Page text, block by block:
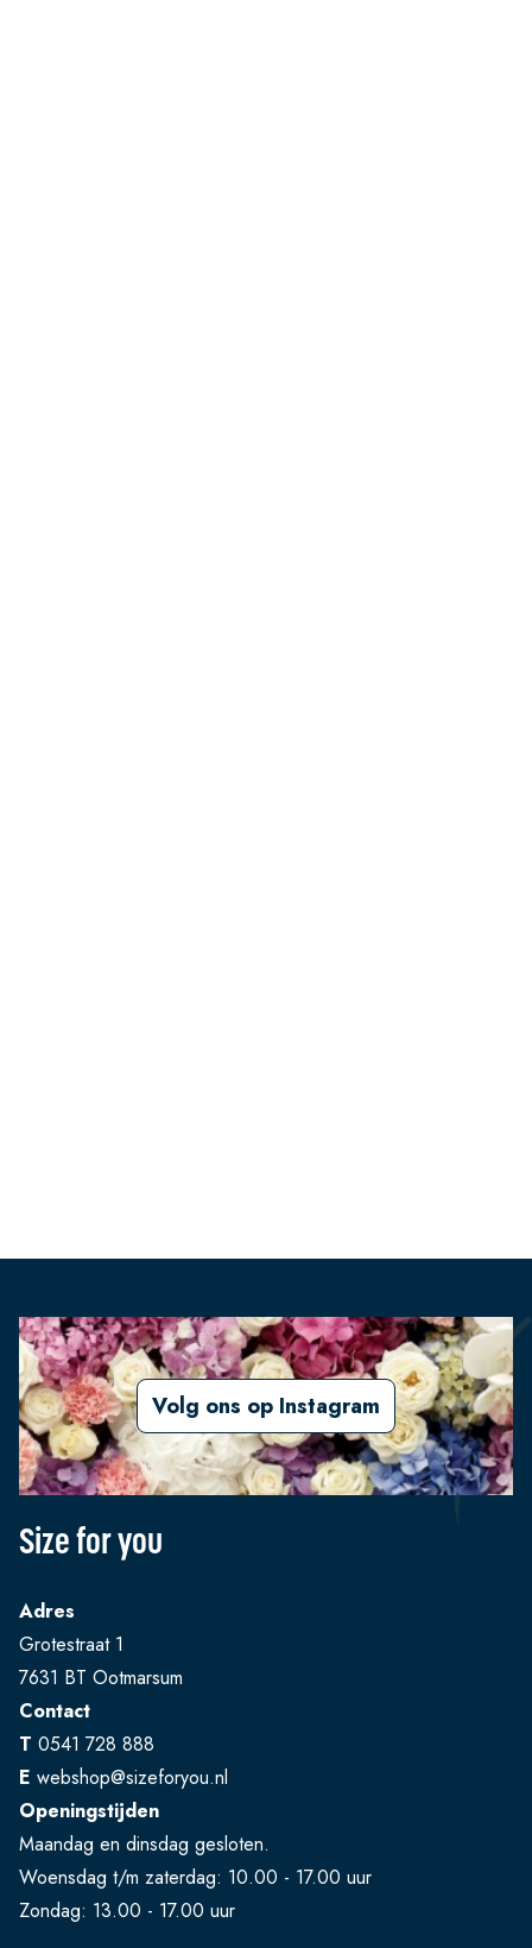
Volg ons op Instagram
Size for you
Adres
Grotestraat 1
7631 BT Ootmarsum
Contact
T 0541 728 888
E webshop@sizeforyou.nl
Openingstijden
Maandag en dinsdag gesloten.
Woensdag t/m zaterdag: 10.00 - 17.00 uur
Zondag: 13.00 - 17.00 uur